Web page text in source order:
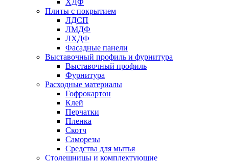
ХДФ
Плиты с покрытием
ЛДСП
ЛМДФ
ЛХДФ
Фасадные панели
Выставочный профиль и фурнитура
Выставочный профиль
Фурнитура
Расходные материалы
Гофрокартон
Клей
Перчатки
Пленка
Скотч
Саморезы
Средства для мытья
Столешницы и комплектующие